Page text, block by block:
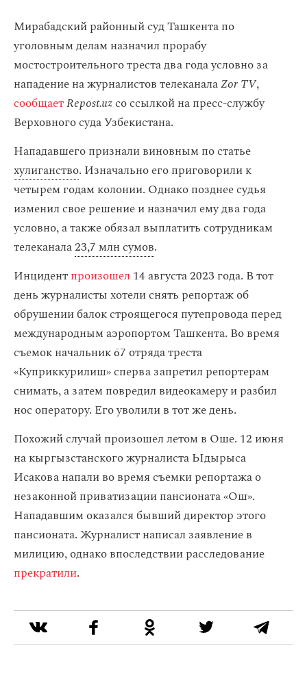
Мирабадский районный суд Ташкента по
уголовным делам назначил прорабу
мостостроительного треста два года условно за
нападение на журналистов телеканалаZor TV,
сообщаетRepost.uzсо ссылкой на пресс-службу
Верховного суда Узбекистана.
Нападавшего признали виновным по статье
хулиганство. Изначально его приговорили к
четырем годам колонии. Однако позднее судья
изменил свое решение и назначил ему два года
условно, а также обязал выплатить сотрудникам
телеканала23,7 млн сумов.
Инцидентпроизошел 14 августа 2023 года. В тот
день журналисты хотели снять репортаж об
обрушении балок строящегося путепровода перед
международным аэропортом Ташкента. Во время
съемок начальник 67 отряда треста
«Куприккурилиш» сперва запретил репортерам
снимать, а затем повредил видеокамеру и разбил
нос оператору. Его уволили в тот же день.
Похожий случай произошел летом в Оше. 12 июня
на кыргызстанского журналиста Ыдырыса
Исакова напали во время съемки репортажа о
незаконной приватизации пансионата «Ош».
Нападавшим оказался бывший директор этого
пансионата. Журналист написал заявление в
милицию, однако впоследствии расследование
прекратили.